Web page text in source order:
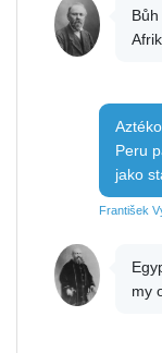
Peru
jako
František
my